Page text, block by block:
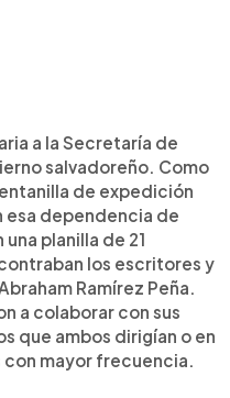
a la Secretaría de
salvadoreño. Como
de expedición
esa dependencia de
planilla de 21
los escritores y
Ramírez Peña.
a colaborar con sus
que ambos dirigían o en
mayor frecuencia.